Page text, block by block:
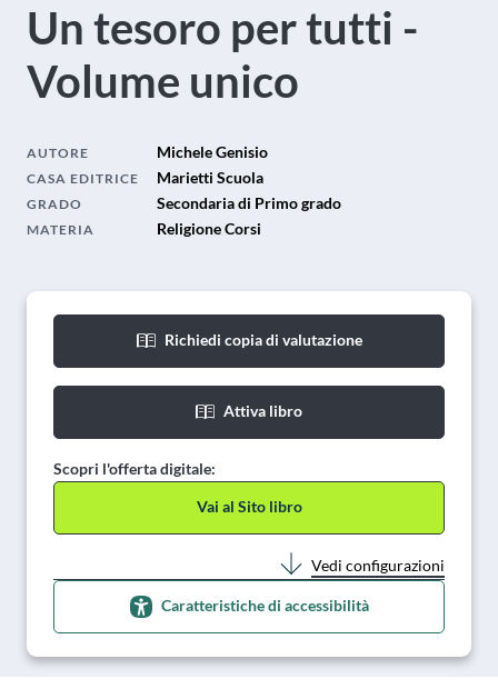
Un tesoro per tutti -
Volume unico
AUTORE Michele Genisio
CASA EDITRICE Marietti Scuola
GRADO Secondaria di Primo grado
MATERIA Religione Corsi
Richiedi copia di valutazione
Attiva libro
Scopri l'offerta digitale:
Vai al Sito libro
Vedi configurazioni
Caratteristiche di accessibilità